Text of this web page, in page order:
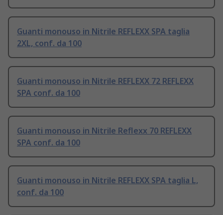
Guanti monouso in Nitrile REFLEXX SPA taglia
2XL, conf. da 100
Guanti monouso in Nitrile REFLEXX 72 REFLEXX
SPA conf. da 100
Guanti monouso in Nitrile Reflexx 70 REFLEXX
SPA conf. da 100
Guanti monouso in Nitrile REFLEXX SPA taglia L,
conf. da 100